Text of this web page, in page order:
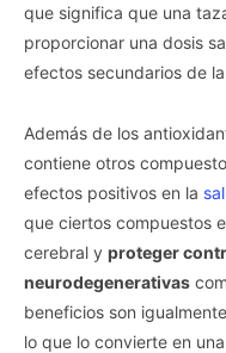
que significa que una
proporcionar una dosis
efectos secundarios de
Además de los
contiene otros
efectos positivos en la
que ciertos compuestos
cerebral y proteger
neurodegenerativas
beneficios son
lo que lo convierte en